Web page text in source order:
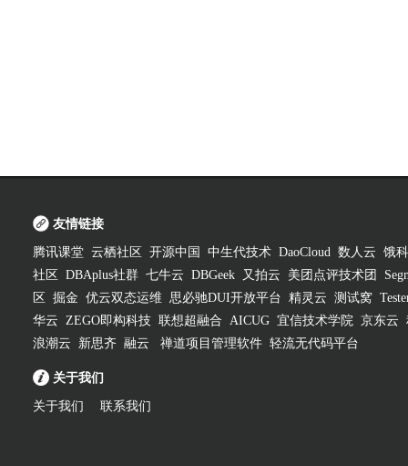
友情链接
腾讯课堂 云栖社区 开源中国 中生代技术 DaoCloud 数人云 饿
社区
DBAplus社群 七牛云 DBGeek 又拍云 美团点评技术团
区
掘金 优云双态运维 思必驰DUI开放平台 精灵云 测试窝
华云 ZEGO即构科技 联想超融合 AICUG 宜信技术学院 京东云
浪潮云
新思齐 融云 禅道项目管理软件 轻流无代码平台
关于我们
关于我们 联系我们